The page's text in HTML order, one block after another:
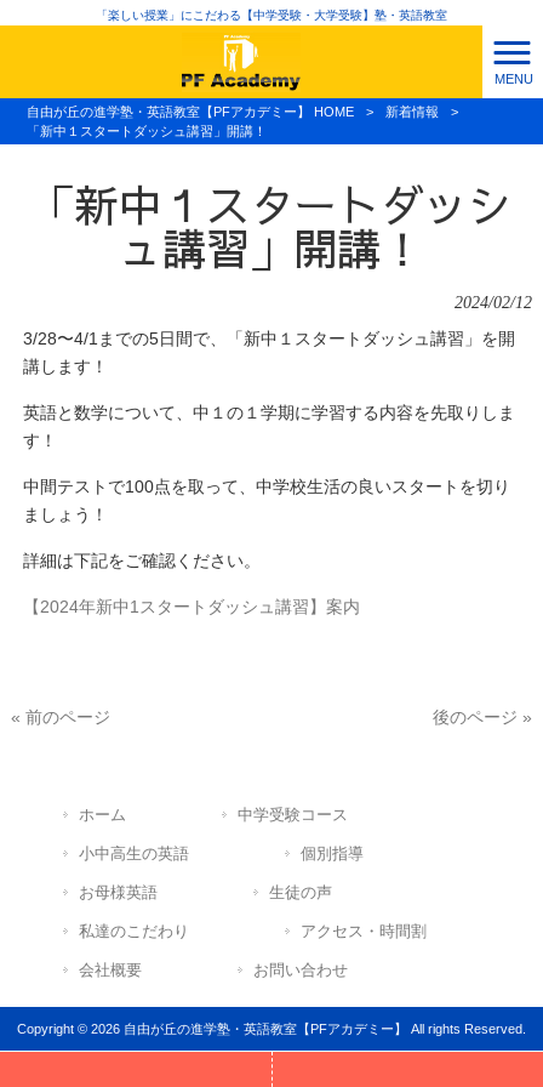
「楽しい授業」にこだわる【中学受験・大学受験】塾・英語教室
MENU
自由が丘の進学塾・英語教室【PFアカデミー】 HOME > 新着情報
>
「新中１スタートダッシュ講習」開講！
「新中１スタートダッシ
ュ講習」開講！
2024/02/12
3/28〜4/1までの5日間で、「新中１スタートダッシュ講習」を開
講します！
英語と数学について、中１の１学期に学習する内容を先取りしま
す！
中間テストで100点を取って、中学校生活の良いスタートを切り
ましょう！
詳細は下記をご確認ください。
【2024年新中1スタートダッシュ講習】案内
« 前のページ 後のページ »
ホーム 中学受験コース
小中高生の英語 個別指導
お母様英語 生徒の声
私達のこだわり アクセス・時間割
会社概要 お問い合わせ
Copyright © 2026 自由が丘の進学塾・英語教室【PFアカデミー】 All rights Reserved.